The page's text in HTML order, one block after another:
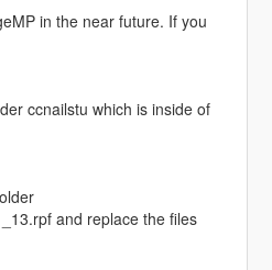
in the near future. If you
ccnailstu which is inside of
and replace the files